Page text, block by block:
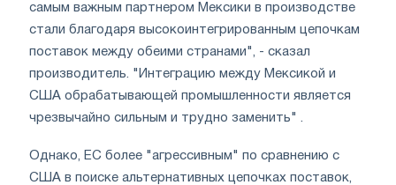
самым важным партнером Мексики в производстве
стали благодаря высокоинтегрированным цепочкам
поставок между обеими странами", - сказал
производитель. "Интеграцию между Мексикой и
США обрабатывающей промышленности является
чрезвычайно сильным и трудно заменить" .
Однако, ЕС более "агрессивным" по сравнению с
США в поиске альтернативных цепочках поставок,